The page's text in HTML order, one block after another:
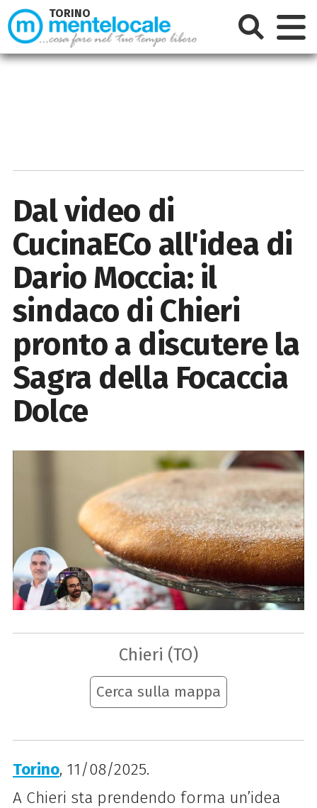
Dal video di
CucinaECo all'idea di
Dario Moccia: il
sindaco di Chieri
pronto a discutere la
Sagra della Focaccia
Dolce
Chieri (TO)
Cerca sulla mappa
Torino, 11/08/2025.
A Chieri sta prendendo forma un’idea
TORINO